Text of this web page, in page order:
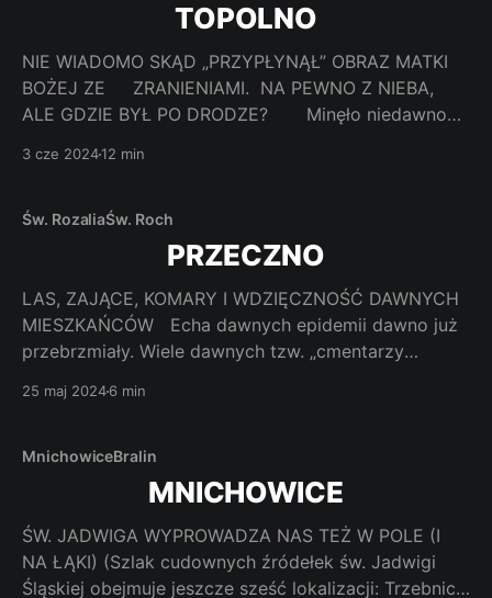
TOPOLNO
NIE WIADOMO SKĄD „PRZYPŁYNĄŁ” OBRAZ MATKI
BOŻEJ ZE ZRANIENIAMI. NA PEWNO Z NIEBA,
ALE GDZIE BYŁ PO DRODZE? Minęło niedawno
minął już czas skrywania tego
3 cze 202412 min
Św. RozaliaŚw. Roch
PRZECZNO
LAS, ZAJĄCE, KOMARY I WDZIĘCZNOŚĆ DAWNYCH
MIESZKAŃCÓW Echa dawnych epidemii dawno już
przebrzmiały. Wiele dawnych tzw. „cmentarzy
jesteśmy ich świadomi. Przypomina o nich Przeczno i
Wyjeżdżamy z Torunia drogą wojewódzką nr 553.
25 maj 20246 min
MnichowiceBralin
MNICHOWICE
ŚW. JADWIGA WYPROWADZA NAS TEŻ W POLE (I
NA ŁĄKI) (Szlak cudownych źródełek św. Jadwigi
Śląskiej obejmuje jeszcze sześć lokalizacji: Trzebnica,